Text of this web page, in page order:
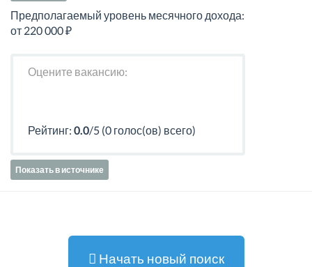
Предполагаемый уровень месячного дохода:
от 220 000 ₽
Оцените вакансию:
Рейтинг: 0.0/5 (0 голос(ов) всего)
Показать в источнике
Начать новый поиск